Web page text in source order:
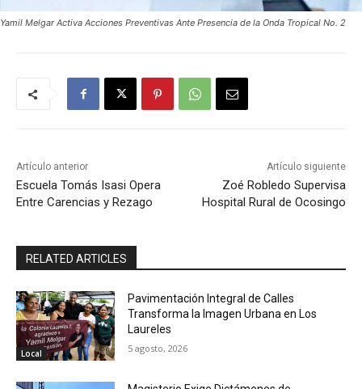
Yamil Melgar Activa Acciones Preventivas Ante Presencia de la Onda Tropical No. 2
Artículo anterior
Escuela Tomás Isasi Opera
Entre Carencias y Rezago
Artículo siguiente
Zoé Robledo Supervisa
Hospital Rural de Ocosingo
RELATED ARTICLES
Local
Pavimentación Integral de Calles
Transforma la Imagen Urbana en Los
Laureles
5 agosto, 2026